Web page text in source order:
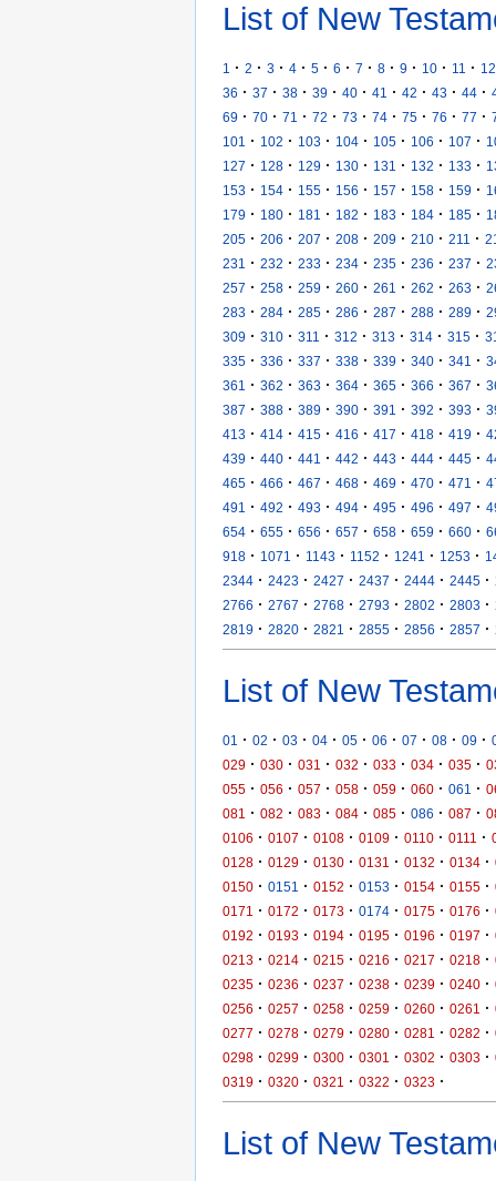
List of New
1 · 2 · 3 · 4 · 5 · 6 · 7 · 8 · 9 · 10 · 11 · 12
36 · 37 · 38 · 39 · 40 · 41 · 42 · 43 · 44 ·
69 · 70 · 71 · 72 · 73 · 74 · 75 · 76 · 77 ·
101
· 102 · 103 · 104 · 105 · 106 · 107 ·
127 · 128 · 129 · 130 · 131 · 132 · 133 ·
153 · 154 · 155 · 156 · 157 · 158 · 159 ·
179 · 180 · 181 · 182 · 183 · 184 · 185 ·
205 · 206 · 207 · 208 · 209 · 210 · 211 ·
231
· 232 · 233 · 234 · 235 · 236 · 237 ·
257 · 258 · 259 · 260 · 261 · 262 · 263 ·
283 · 284 · 285 · 286 · 287 · 288 · 289 ·
309 · 310 · 311 · 312 · 313 · 314 · 315 ·
335 · 336 · 337 · 338 · 339 · 340 · 341 ·
361
· 362 · 363 · 364 · 365 · 366 · 367 ·
387 · 388 · 389 · 390 · 391 · 392 · 393 ·
413 · 414 · 415 · 416 · 417 · 418 · 419 ·
439 · 440 · 441 · 442 · 443 · 444 · 445 ·
465 · 466 · 467 · 468 · 469 · 470 · 471 ·
491
· 492 · 493 · 494 · 495 · 496 · 497 ·
654 · 655 · 656 · 657 · 658 · 659 · 660 ·
918 · 1071 · 1143 · 1152 · 1241 · 1253 ·
2344 · 2423 · 2427 · 2437 · 2444 · 2445 ·
2766 · 2767 · 2768 · 2793 · 2802 · 2803 ·
2819 · 2820 · 2821 · 2855 · 2856 · 2857 ·
List of New
01 · 02 · 03 · 04 · 05 · 06 · 07 · 08 · 09 ·
029 · 030 · 031 · 032 · 033 · 034 · 035 ·
055 · 056 · 057 · 058 · 059 · 060 · 061 ·
081
· 082 · 083 · 084 · 085 · 086 · 087 ·
0106 · 0107 · 0108 · 0109 · 0110 · 0111 ·
0128 · 0129 · 0130 · 0131 · 0132 · 0134 ·
0150 · 0151 · 0152 · 0153 · 0154 · 0155 ·
0171
· 0172 · 0173 · 0174 · 0175 · 0176 ·
0192 · 0193 · 0194 · 0195 · 0196 · 0197 ·
0213 · 0214 · 0215 · 0216 · 0217 · 0218 ·
0235 · 0236 · 0237 · 0238 · 0239 · 0240 ·
0256 · 0257 · 0258 · 0259 · 0260 · 0261 ·
0277 · 0278 · 0279 · 0280 · 0281 · 0282 ·
0298 · 0299 · 0300 · 0301 · 0302 · 0303 ·
0319 · 0320 · 0321 · 0322 · 0323 ·
List of New